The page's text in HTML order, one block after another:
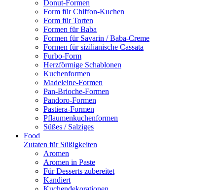
Donut-Formen
Form für Chiffon-Kuchen
Form für Torten
Formen für Baba
Formen für Savarin / Baba-Creme
Formen für sizilianische Cassata
Furbo-Form
Herzförmige Schablonen
Kuchenformen
Madeleine-Formen
Pan-Brioche-Formen
Pandoro-Formen
Pastiera-Formen
Pflaumenkuchenformen
Süßes / Salziges
Food
Zutaten für Süßigkeiten
Aromen
Aromen in Paste
Für Desserts zubereitet
Kandiert